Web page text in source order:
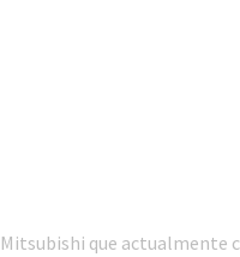
Mitsubishi que actualmente